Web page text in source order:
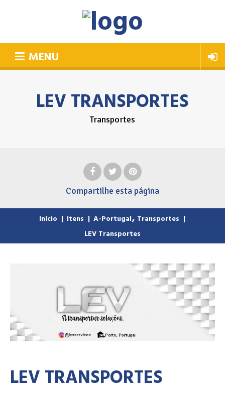
MENU
LEV TRANSPORTES
Transportes
Compartilhe esta página
Início | Itens | A-Portugal, Transportes |
LEV Transportes
LEV TRANSPORTES